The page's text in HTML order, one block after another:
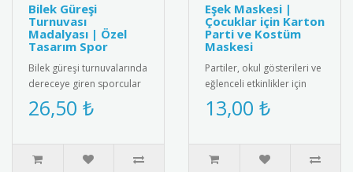
Bilek Güreşi
Turnuvası
Madalyası | Özel
Tasarım Spor
Bilek güreşi turnuvalarında
dereceye giren sporcular
için özel tasarım madalya.
Kaliteli metal alaşı..
26,50 ₺
Eşek Maskesi |
Çocuklar için Karton
Parti ve Kostüm
Maskesi
Partiler, okul gösterileri ve
eğlenceli etkinlikler için
tasarlanmış sevimli eşek
maskesi! Çocukları..
13,00 ₺